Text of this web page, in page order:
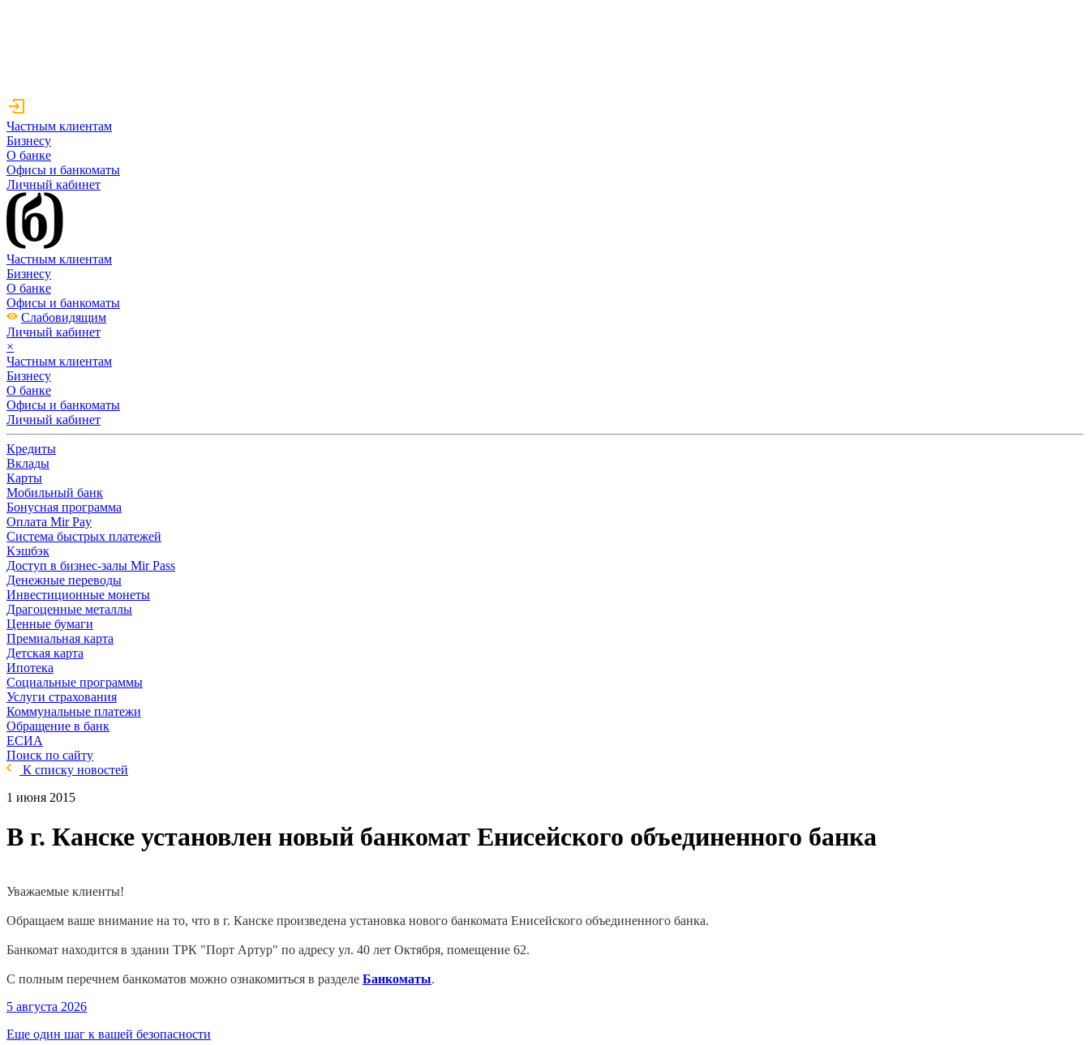
Частным клиентам
Бизнесу
О банке
Офисы и банкоматы
Личный кабинет
Частным клиентам
Бизнесу
О банке
Офисы и банкоматы
Слабовидящим
Личный кабинет
×
Частным клиентам
Бизнесу
О банке
Офисы и банкоматы
Личный кабинет
Кредиты
Вклады
Карты
Мобильный банк
Бонусная программа
Оплата Mir Pay
Система быстрых платежей
Кэшбэк
Доступ в бизнес-залы Mir Pass
Денежные переводы
Инвестиционные монеты
Драгоценные металлы
Ценные бумаги
Премиальная карта
Детская карта
Ипотека
Социальные программы
Услуги страхования
Коммунальные платежи
Обращение в банк
ЕСИА
Поиск по сайту
К списку новостей
1 июня 2015
В г. Канске установлен новый банкомат Енисейского объединенного банка
Уважаемые клиенты!
Обращаем ваше внимание на то, что в г. Канске произведена установка нового банкомата Енисейского объединенного банка.
Банкомат находится в здании ТРК "Порт Артур" по адресу ул. 40 лет Октября, помещение 62.
С полным перечнем банкоматов можно ознакомиться в разделе Банкоматы.
5 августа 2026
Еще один шаг к вашей безопасности